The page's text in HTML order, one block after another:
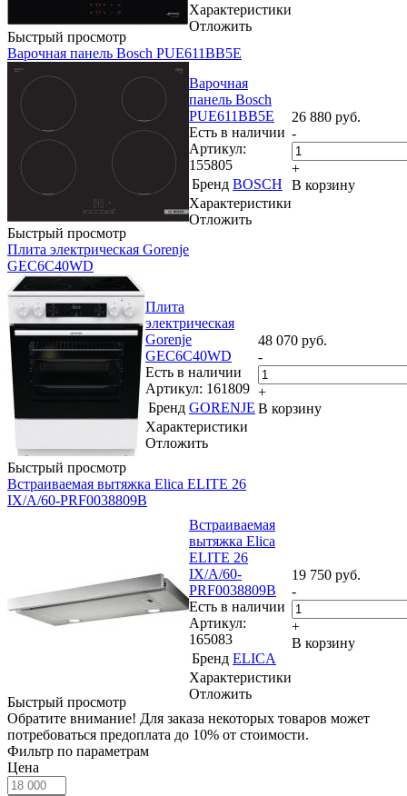
Быстрый просмотр
Характеристики
Отложить
Варочная панель Bosch PUE611BB5E
Быстрый просмотр
Варочная
панель Bosch
PUE611BB5E
Есть в наличии
Артикул:
155805
Бренд BOSCH
Характеристики
Отложить
26 880 руб.
-
+
В корзину
Плита электрическая Gorenje
GEC6C40WD
Быстрый просмотр
Плита
электрическая
Gorenje
GEC6C40WD
Есть в наличии
Артикул: 161809
Бренд GORENJE
Характеристики
Отложить
48 070 руб.
-
+
В корзину
Встраиваемая вытяжка Elica ELITE 26
IX/A/60-PRF0038809B
Быстрый просмотр
Встраиваемая
вытяжка Elica
ELITE 26
IX/A/60-
PRF0038809B
Есть в наличии
Артикул:
165083
Бренд ELICA
Характеристики
Отложить
19 750 руб.
-
+
В корзину
Обратите внимание! Для заказа некоторых товаров может
потребоваться предоплата до 10% от стоимости.
Фильтр по параметрам
Цена